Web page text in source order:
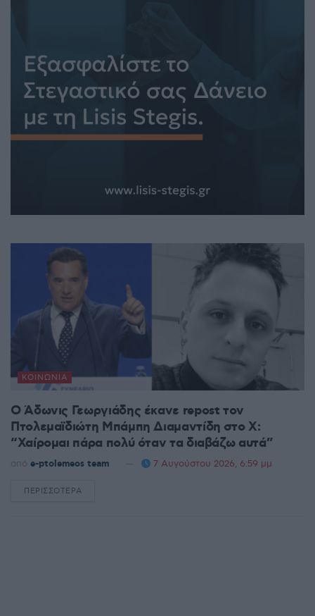
ΚΟΙΝΩΝΊΑ
Ο Άδωνις Γεωργιάδης έκανε repost τον
Πτολεμαϊδιώτη Μπάμπη Διαμαντίδη στο X:
“Χαίρομαι πάρα πολύ όταν τα διαβάζω αυτά”
από e-ptolemeos team 7 Αυγούστου 2026, 6:59 μμ
ΠΕΡΙΣΣΌΤΕΡΑ